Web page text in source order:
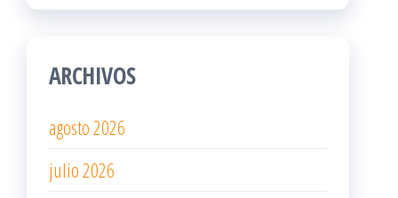
ARCHIVOS
agosto 2026
julio 2026